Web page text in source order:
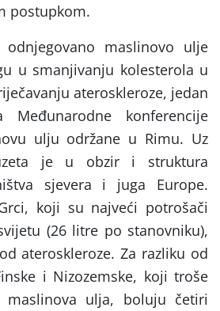
postupkom.
maslinovo ulje
u smanjivanju kolesterola u
ateroskleroze, jedan
konferencije
ulju održane u Rimu. Uz
je u obzir i struktura
sjevera i juga Europe.
koji su najveći potrošači
(26 litre po stanovniku),
ateroskleroze. Za razliku od
i Nizozemske, koji troše
maslinova ulja, boluju četiri